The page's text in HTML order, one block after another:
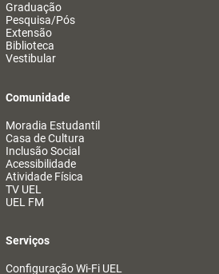
Graduação
Pesquisa/Pós
Extensão
Biblioteca
Vestibular
Comunidade
Moradia Estudantil
Casa de Cultura
Inclusão Social
Acessibilidade
Atividade Física
TV UEL
UEL FM
Serviços
Configuração Wi-Fi UEL